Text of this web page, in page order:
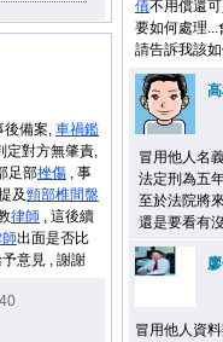
債不用償還
要如何處理
請告訴我該
冒用他人名
法定刑為五
至於法院將
還是要看有
冒用他人資
後備案, 車禍鑑
定對方無肇責,
足部挫傷 , 事
及頸部椎間盤
律師 , 這後續
出面是否比
意見 , 謝謝